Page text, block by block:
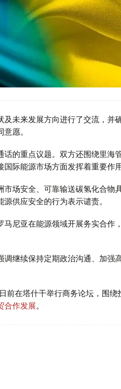
未来发展方向进行了交流，并
愿。
的重点议题。双方还围绕里海
际能源市场方面发挥着重要作用
场安全、可靠输送碳氢化合物
供应安全的行为表示谴责。
尼亚在能源领域开展务实合作
继续保持定期政治沟通、加强
前在塔什干举行商务论坛，围绕
合作发展。